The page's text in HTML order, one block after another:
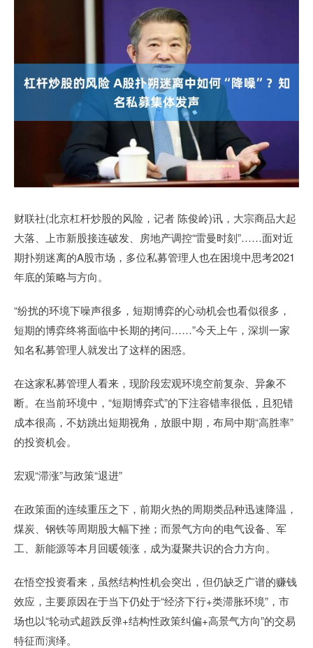
财联社(北京杠杆炒股的风险，记者 陈俊岭)讯，大宗商品大起
大落、上市新股接连破发、房地产调控“雷曼时刻”……面对近
期扑朔迷离的A股市场，多位私募管理人也在困境中思考2021
年底的策略与方向。
“纷扰的环境下噪声很多，短期博弈的心动机会也看似很多，
短期的博弈终将面临中长期的拷问……”今天上午，深圳一家
知名私募管理人就发出了这样的困惑。
在这家私募管理人看来，现阶段宏观环境空前复杂、异象不
断。在当前环境中，“短期博弈式”的下注容错率很低，且犯错
成本很高，不妨跳出短期视角，放眼中期，布局中期“高胜率”
的投资机会。
宏观“滞涨”与政策“退进”
在政策面的连续重压之下，前期火热的周期类品种迅速降温，
煤炭、钢铁等周期股大幅下挫；而景气方向的电气设备、军
工、新能源等本月回暖领涨，成为凝聚共识的合力方向。
在悟空投资看来，虽然结构性机会突出，但仍缺乏广谱的赚钱
效应，主要原因在于当下仍处于“经济下行+类滞胀环境”，市
场也以“轮动式超跌反弹+结构性政策纠偏+高景气方向”的交易
特征而演绎。